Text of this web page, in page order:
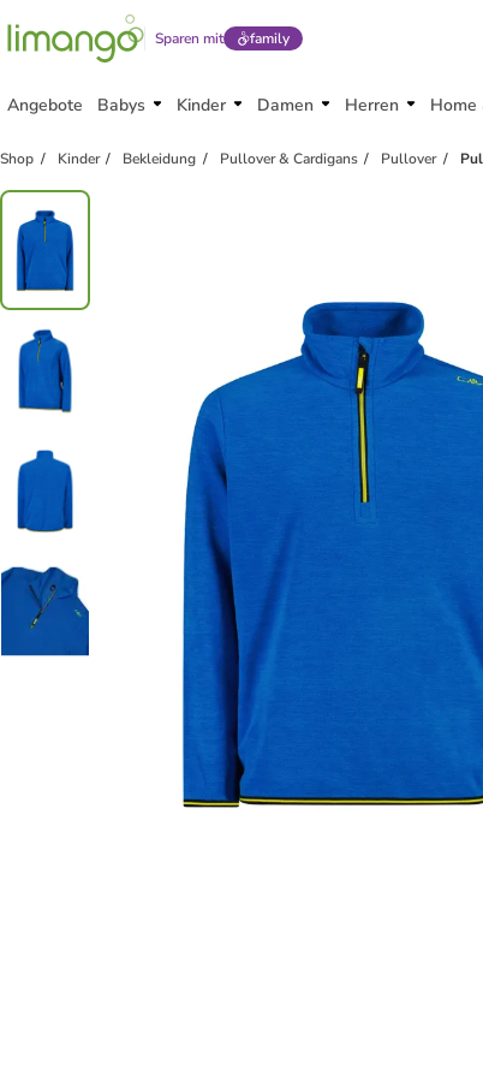
Sparen mit family
Angebote Babys Kinder Damen Herren Home
Shop Kinder Bekleidung Pullover & Cardigans Pullover